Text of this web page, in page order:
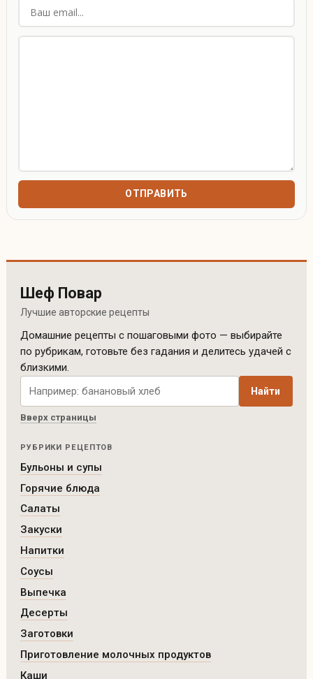
Шеф Повар
Лучшие авторские рецепты
Домашние рецепты с пошаговыми фото — выбирайте
по рубрикам, готовьте без гадания и делитесь удачей с
близкими.
Поиск рецептов по сайту
Найти
Вверх страницы
РУБРИКИ РЕЦЕПТОВ
Бульоны и супы
Горячие блюда
Салаты
Закуски
Напитки
Соусы
Выпечка
Десерты
Заготовки
Приготовление молочных продуктов
Каши